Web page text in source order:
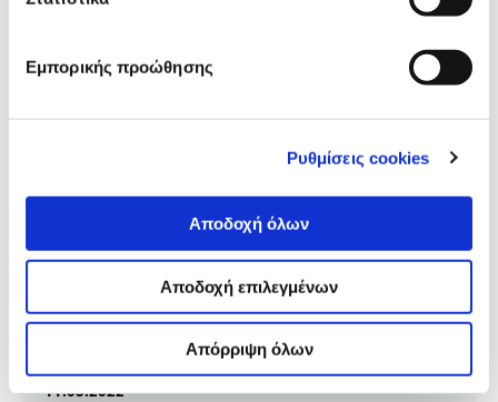
Εμπορικής προώθησης
Ρυθμίσεις cookies
Αποδοχή όλων
Αποδοχή επιλεγμένων
Απόρριψη όλων
Το πυρηνικό οπλοστάσιο του
11.03.2022